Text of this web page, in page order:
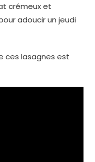
crémeux et
adoucir un jeudi
ces lasagnes est